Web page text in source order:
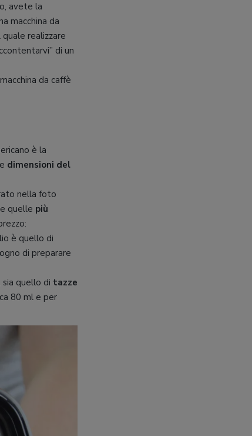
avete la
macchina da
realizzare
di un
da caffè
è la
dimensioni del
nella foto
quelle più
è quello di
di preparare
, sia quello di tazze
80 ml e per